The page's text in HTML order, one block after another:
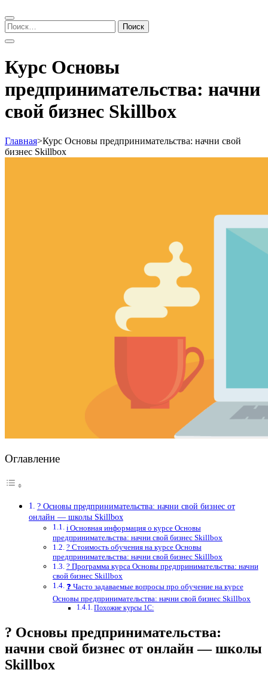
Найти:
Курс Основы
предпринимательства: начни
свой бизнес Skillbox
Главная>Курс Основы предпринимательства: начни свой
бизнес Skillbox
Оглавление
? Основы предпринимательства: начни свой бизнес от
онлайн — школы Skillbox
ℹ️ Основная информация о курсе Основы
предпринимательства: начни свой бизнес Skillbox
? Стоимость обучения на курсе Основы
предпринимательства: начни свой бизнес Skillbox
? Программа курса Основы предпринимательства: начни
свой бизнес Skillbox
❓ Часто задаваемые вопросы про обучение на курсе
Основы предпринимательства: начни свой бизнес Skillbox
Похожие курсы 1С:
? Основы предпринимательства:
начни свой бизнес от онлайн — школы
Skillbox